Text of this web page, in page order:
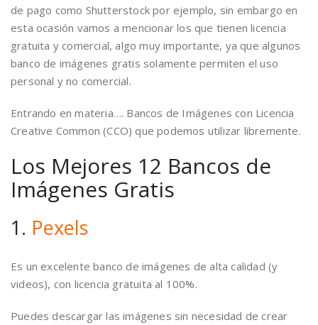
de pago como Shutterstock por ejemplo, sin embargo en
esta ocasión vamos a mencionar los que tienen licencia
gratuita y comercial, algo muy importante, ya que algunos
banco de imágenes gratis solamente permiten el uso
personal y no comercial.
Entrando en materia…. Bancos de Imágenes con Licencia
Creative Common (CCO) que podemos utilizar libremente.
Los Mejores 12 Bancos de
Imágenes Gratis
1. Pexels
Es un excelente banco de imágenes de alta calidad (y
videos), con licencia gratuita al 100%.
Puedes descargar las imágenes sin necesidad de crear